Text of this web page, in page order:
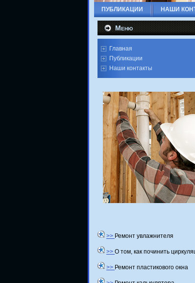
ПУБЛИКАЦИИ НАШИ
Меню
Главная
Публикации
Наши контакты
>> Ремонт увлажнителя
>> О том, как починить
>> Ремонт пластикового окна